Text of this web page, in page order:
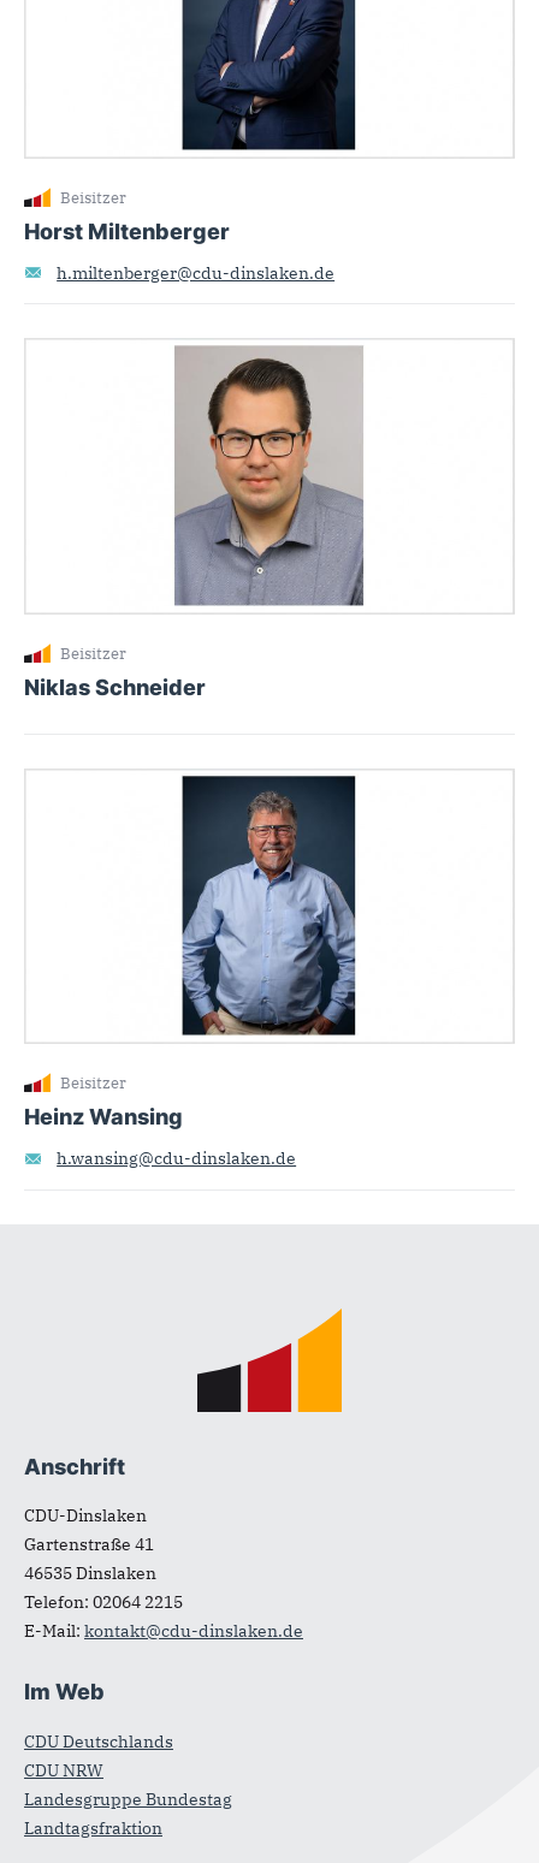
Beisitzer
Horst Miltenberger
h.miltenberger@cdu-dinslaken.de
Beisitzer
Niklas Schneider
Beisitzer
Heinz Wansing
h.wansing@cdu-dinslaken.de
Anschrift
CDU-Dinslaken
Gartenstraße 41
46535Dinslaken
Telefon: 02064 2215
E-Mail: kontakt@cdu-dinslaken.de
Im Web
CDU Deutschlands
CDU NRW
Landesgruppe Bundestag
Landtagsfraktion